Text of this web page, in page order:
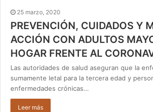
25 marzo, 2020
PREVENCIÓN, CUIDADOS Y
ACCIÓN CON ADULTOS
HOGAR FRENTE AL
Las autoridades de salud aseguran que la
sumamente letal para la tercera edad y
enfermedades crónicas…
Leer más